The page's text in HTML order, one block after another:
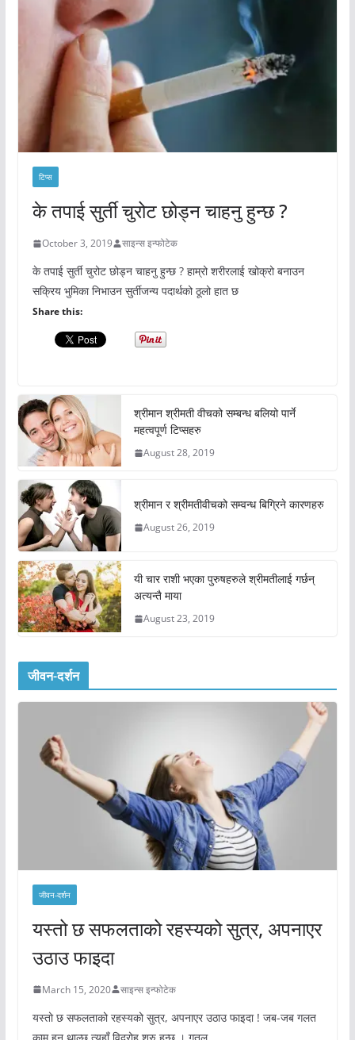
टिप्स
के तपाई सुर्ती चुरोट छोड्न चाहनु हुन्छ ?
October 3, 2019 साइन्स इन्फोटेक
के तपाई सुर्ती चुरोट छोड्न चाहनु हुन्छ ? हाम्रो शरीरलाई खोक्रो बनाउन
सक्रिय भुमिका निभाउन सुर्तीजन्य पदार्थको ठूलो हात छ
Share this:
श्रीमान श्रीमती वीचको सम्बन्ध बलियो पार्ने
महत्वपूर्ण टिप्सहरु
August 28, 2019
श्रीमान र श्रीमतीवीचको सम्वन्ध बिग्रिने कारणहरु
August 26, 2019
यी चार राशी भएका पुरुषहरुले श्रीमतीलाई गर्छन्
अत्यन्तै माया
August 23, 2019
जीवन-दर्शन
जीवन-दर्शन
यस्तो छ सफलताको रहस्यको सुत्र, अपनाएर
उठाउ फाइदा
March 15, 2020 साइन्स इन्फोटेक
यस्तो छ सफलताको रहस्यको सुत्र, अपनाएर उठाउ फाइदा ! जब-जब गलत